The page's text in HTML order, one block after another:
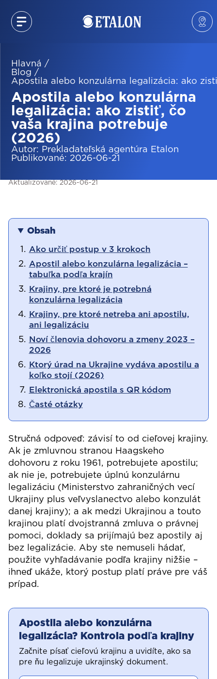
Hlavná /
Blog /
Apostila alebo konzulárna legalizácia: ako
Apostila alebo konzulárna
legalizácia: ako zistiť, čo
vaša krajina potrebuje
(2026)
Autor:
Prekladateľská agentúra Etalon
Publikované: 2026-06-21
Aktualizované: 2026-06-21
Obsah
Ako určiť postup v 3 krokoch
Apostil alebo konzulárna legalizácia –
tabuľka podľa krajín
Krajiny, pre ktoré je potrebná
konzulárna legalizácia
Krajiny, pre ktoré netreba ani apostilu,
ani legalizáciu
Noví členovia dohovoru a zmeny 2023 –
2026
Ktorý úrad na Ukrajine vydáva apostilu a
koľko stojí (2026)
Elektronická apostila s QR kódom
Časté otázky
Stručná odpoveď: závisí to od cieľovej krajiny.
Ak je zmluvnou stranou Haagskeho
dohovoru z roku 1961, potrebujete apostilu;
ak nie je, potrebujete úplnú konzulárnu
legalizáciu (Ministerstvo zahraničných vecí
Ukrajiny plus veľvyslanectvo alebo konzulát
danej krajiny); a ak medzi Ukrajinou a touto
krajinou platí dvojstranná zmluva o právnej
pomoci, doklady sa prijímajú bez apostily aj
bez legalizácie. Aby ste nemuseli hádať,
použite vyhľadávanie podľa krajiny nižšie –
ihneď ukáže, ktorý postup platí práve pre váš
prípad.
Apostila alebo konzulárna
legalizácia? Kontrola podľa krajiny
Začnite písať cieľovú krajinu a uvidíte, ako sa
pre ňu legalizuje ukrajinský dokument.